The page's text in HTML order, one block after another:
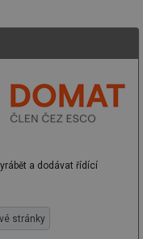
a dodávat řídící
stránky
info.cz
prohlížeče
.forum.tzb-
Zavřením
info.cz
1 rok
Ltd